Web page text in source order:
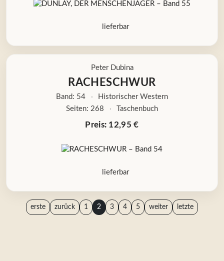
lieferbar
Peter Dubina
RACHESCHWUR
Band: 54 ·
Historischer Western
Seiten: 268
· Taschenbuch
Preis: 12,95 €
lieferbar
erste zurück 1 2 3 4 5 weiter letzte